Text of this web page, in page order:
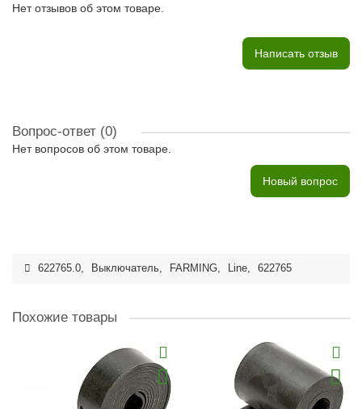
Нет отзывов об этом товаре.
Написать отзыв
Вопрос-ответ (0)
Нет вопросов об этом товаре.
Новый вопрос
622765.0, Выключатель, FARMING, Line, 622765
Похожие товары